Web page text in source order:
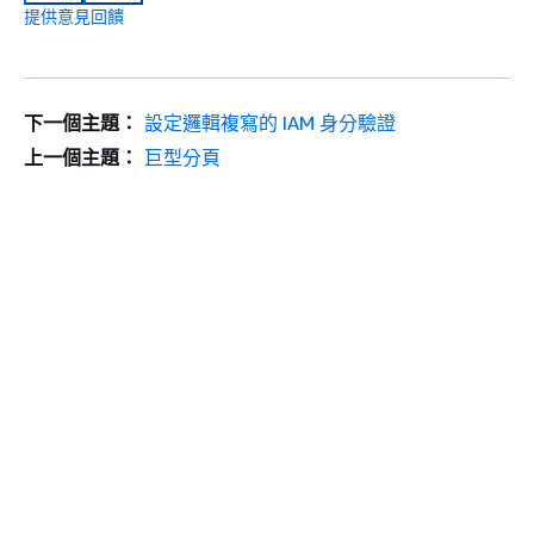
提供意見回饋
下一個主題： 設定邏輯複寫的 IAM 身分驗證
上一個主題： 巨型分頁